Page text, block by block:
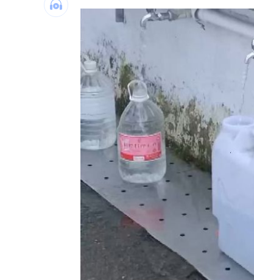
AND2BLE、ALD1黑白對決！神級
台灣彩券開獎直播中
LIVE三立+24小時直播
三立iNEWS新聞台線上直播
商場戰國來臨 台中「頂奢大道」逐
台彩父親節推新刮刮樂千萬頭獎超
「拍片人的多重宇宙」職涯論壇9/12
8國球員齊聚高雄 Formosa 7s掀足
理想混蛋號召粉絲跨海追星吃美食！